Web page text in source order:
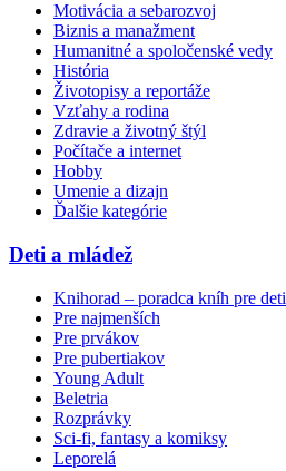
Motivácia a sebarozvoj
Biznis a manažment
Humanitné a spoločenské vedy
História
Životopisy a reportáže
Vzťahy a rodina
Zdravie a životný štýl
Počítače a internet
Hobby
Umenie a dizajn
Ďalšie kategórie
Deti a mládež
Knihorad – poradca kníh pre deti
Pre najmenších
Pre prvákov
Pre pubertiakov
Young Adult
Beletria
Rozprávky
Sci-fi, fantasy a komiksy
Leporelá